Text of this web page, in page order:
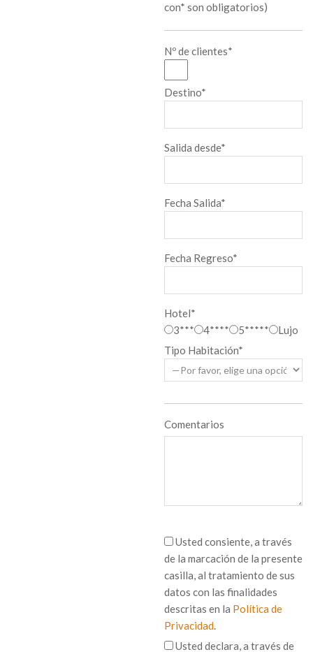
con* son obligatorios)
Nº de clientes*
Destino*
Salida desde*
Fecha Salida*
Fecha Regreso*
Hotel*
3***
4**** 5*****
Lujo
Tipo Habitación*
Comentarios
Usted consiente, a través
de la marcación de la presente
casilla, al tratamiento de sus
datos con las finalidades
descritas en la Política de
Privacidad.
Usted declara, a través de